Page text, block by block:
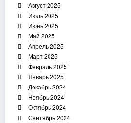
Август 2025
Июль 2025
Июнь 2025
Май 2025
Апрель 2025
Март 2025
Февраль 2025
Январь 2025
Декабрь 2024
Ноябрь 2024
Октябрь 2024
Сентябрь 2024